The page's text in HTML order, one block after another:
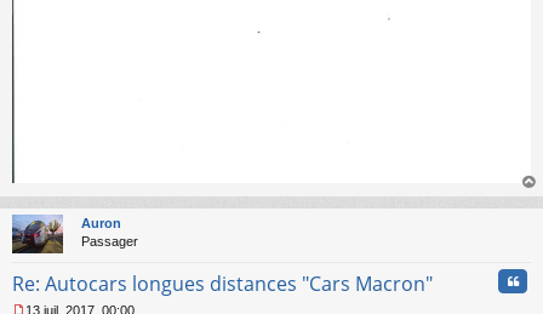
au
Auron
Passager
Re: Autocars longues distances "Cars Macron"
13 juil. 2017, 00:00